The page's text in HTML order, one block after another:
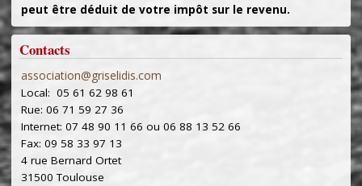
peut être déduit de votre impôt sur le revenu.
Contacts
association@griselidis.com
Local: 05 61 62 98 61
Rue: 06 71 59 27 36
Internet: 07 48 90 11 66 ou 06 88 13 52 66
Fax: 09 58 33 97 13
4 rue Bernard Ortet
31500 Toulouse